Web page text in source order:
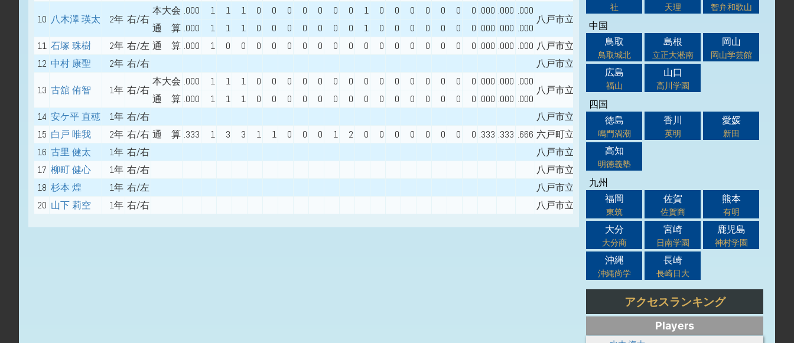
10 八木澤 瑛太 2年 右/右
本大会 .000 1 1 1 0 0 0 0 0 0 0 1 0 0 0 0 0 0 0 .000 .000 .000
八戸市立大館中学校
通 算 .000 1 1 1 0 0 0 0 0 0 0 1 0 0 0 0 0 0 0 .000 .000 .000
11 石塚 珠樹 2年 右/左 通 算 .000 1 0 0 0 0 0 0 0 0 0 0 0 0 0 0 0 0 0 .000 .000 .000 八戸市立第二中学校
12 中村 康聖 2年 右/右 八戸市立三条中学校
13 古舘 侑智 1年 右/右
本大会 .000 1 1 1 0 0 0 0 0 0 0 0 0 0 0 0 0 0 0 .000 .000 .000
八戸市立根城中学校
通 算 .000 1 1 1 0 0 0 0 0 0 0 0 0 0 0 0 0 0 0 .000 .000 .000
14 安ケ平 直穂 1年 右/右
八戸市立三条中学校
15 白戸 唯我 2年 右/右 通 算 .333 1 3 3 1 1 0 0 0 1 2 0 0 0 0 0 0 0 0 .333 .333 .666 六戸町立七百中学校
16 古里 健太 1年 右/右
八戸市立大館中学校
17 柳町 健心 1年 右/右
八戸市立大館中学校
18 杉本 煌 1年 右/左
八戸市立明治中学校
20 山下 莉空 1年 右/右 八戸市立白山台中学校
社 天理 智弁和歌山
中国
鳥取
鳥取城北
島根
立正大淞南
岡山
岡山学芸館
広島
福山
山口
高川学園
四国
徳島
鳴門渦潮
香川
英明
愛媛
新田
高知
明徳義塾
九州
福岡
東筑
佐賀
佐賀商
熊本
有明
大分
大分商
宮崎
日南学園
鹿児島
神村学園
沖縄
沖縄尚学
長崎
長崎日大
アクセスランキング
Players